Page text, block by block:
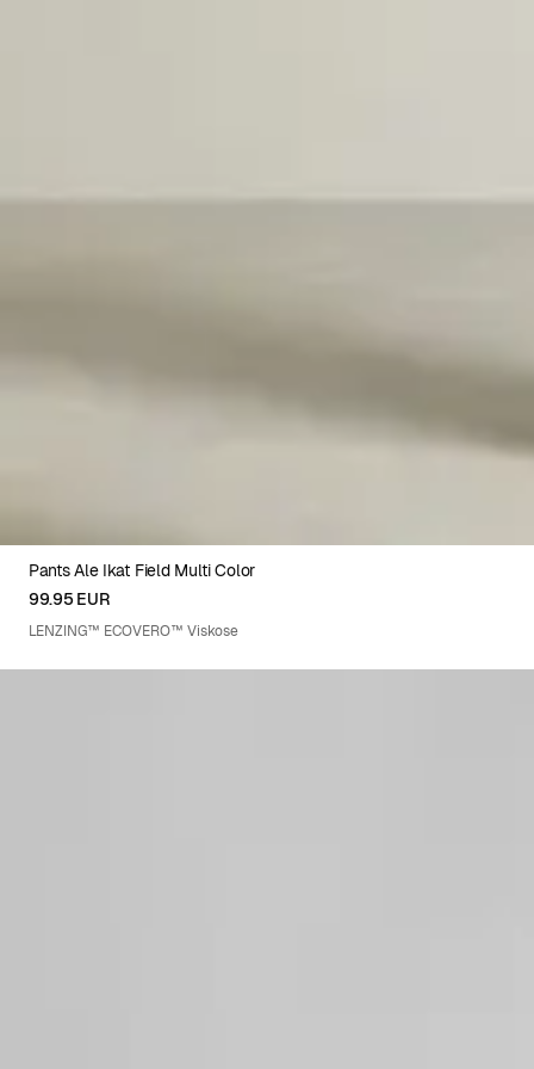
XS S
Pants Ale Ikat Field Multi Color
99.95 EUR
LENZING™ ECOVERO™ Viskose